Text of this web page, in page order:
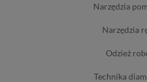
narzędzia
narzędzia
odzież
technika